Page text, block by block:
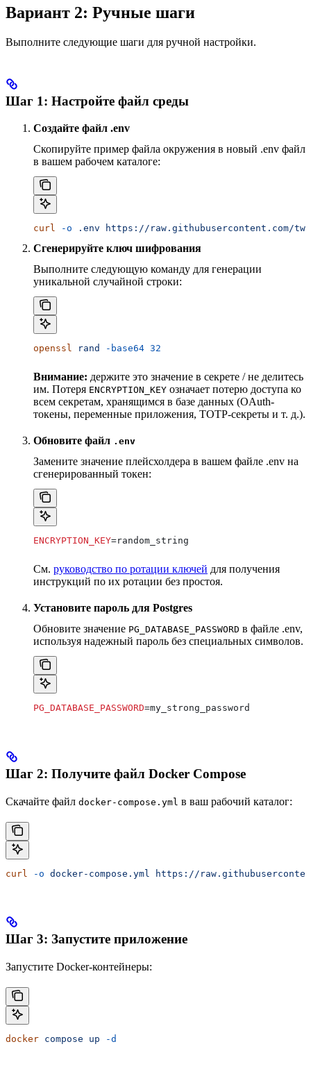
Вариант 2: Ручные шаги
Выполните следующие шаги для ручной настройки.
Шаг 1: Настройте файл среды
Создайте файл .env
Скопируйте пример файла окружения в новый .env файл
в вашем рабочем каталоге:
curl -o .env https://raw.githubusercontent.com/
Сгенерируйте ключ шифрования
Выполните следующую команду для генерации
уникальной случайной строки:
openssl rand -base64 32
Внимание: держите это значение в секрете / не делитесь
им. Потеря ENCRYPTION_KEY означает потерю доступа ко
всем секретам, хранящимся в базе данных (OAuth-
токены, переменные приложения, TOTP-секреты и т. д.).
Обновите файл .env
Замените значение плейсхолдера в вашем файле .env на
сгенерированный токен:
ENCRYPTION_KEY=random_string
См. руководство по ротации ключей для получения
инструкций по их ротации без простоя.
Установите пароль для Postgres
Обновите значение PG_DATABASE_PASSWORD в файле .env,
используя надежный пароль без специальных символов.
PG_DATABASE_PASSWORD=my_strong_password
Шаг 2: Получите файл Docker Compose
Скачайте файл docker-compose.yml в ваш рабочий каталог:
curl -o docker-compose.yml https://
Шаг 3: Запустите приложение
Запустите Docker-контейнеры:
docker compose up -d